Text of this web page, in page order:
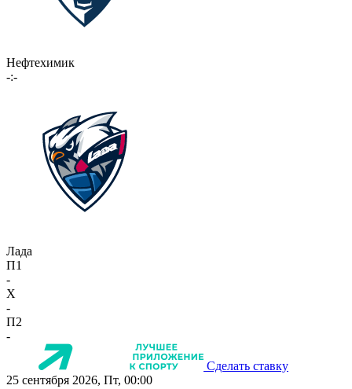
Нефтехимик
-:-
Лада
П1
-
X
-
П2
-
Сделать ставку
25 сентября 2026, Пт, 00:00